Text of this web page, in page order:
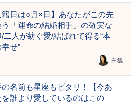
籍日は○月×日】あなたがこの先
う「運命の結婚相手」の確実な
/二人が紡ぐ愛/結ばれて得る“本
せ”
白狐
の名前も星座もピタリ！【今あ
を誰より愛しているのはこの